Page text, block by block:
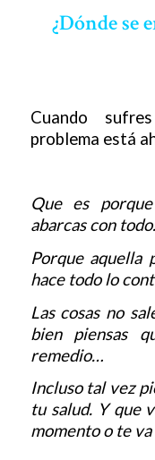
¿Dónde se
Cuando
problema está
Que es
abarcas con todo.
Porque aquella
hace todo lo
Las cosas no
bien piensas
remedio…
Incluso tal vez
tu salud. Y que
momento o te